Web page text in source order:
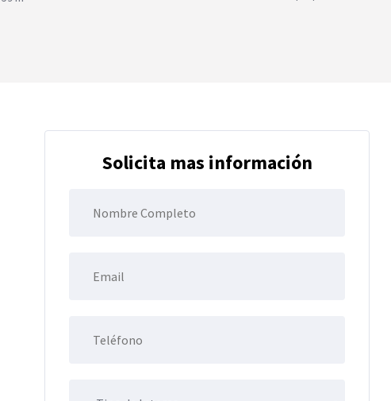
Solicita mas información